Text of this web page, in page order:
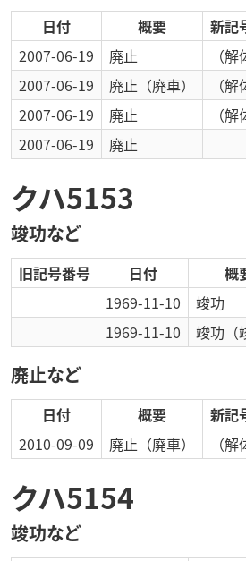
日付 概要 新記
2007-06-19
廃止
（解
2007-06-19
廃止 （廃車）
（解
2007-06-19
廃止
（解
2007-06-19
廃止
クハ5153
竣功など
旧記号番号 日付 概
1969-11-10
竣功
1969-11-10
竣功
廃止など
日付 概要 新記
2010-09-09
廃止 （廃車） （解
クハ5154
竣功など